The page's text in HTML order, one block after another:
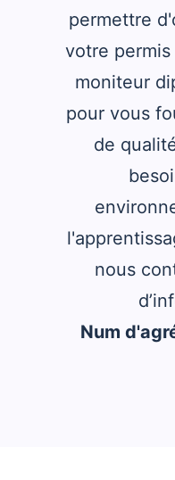
permettre
votre
moniteur
pour vous
de
nous
Num